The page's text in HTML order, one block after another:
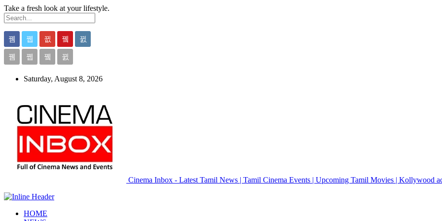
Take a fresh look at your lifestyle.
Saturday, August 8, 2026
Cinema Inbox - Latest Tamil News | Tamil Cinema Events | Upcoming Tamil Movies | Kollywood
HOME